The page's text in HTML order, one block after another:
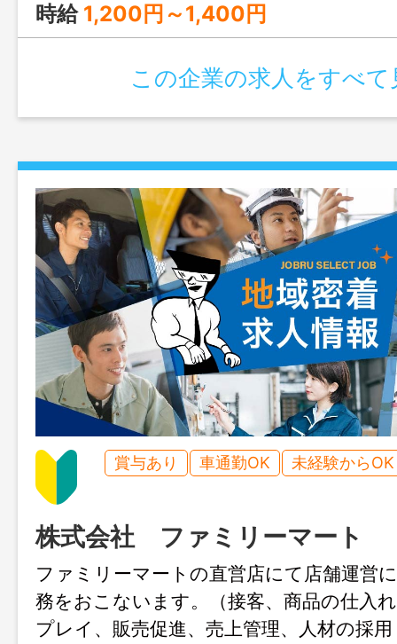
時給 1,200円～1,400円
この企業の求人をすべて
賞与あり 車通勤OK 未経験からOK
株式会社 ファミリーマート
ファミリーマートの直営店にて店舗運営
務をおこないます。（接客、商品の仕入
プレイ、販売促進、売上管理、人材の採